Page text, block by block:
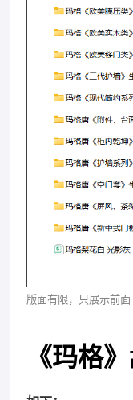
版面有限，只展示前面
《玛格》